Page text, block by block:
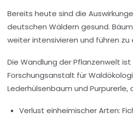
Bereits heute sind die
deutschen Wäldern gesund.
weiter intensivieren und führen
Die Wandlung der Pflanzenwelt
Forschungsanstalt für
Lederhülsenbaum und
Verlust einheimischer Arten: